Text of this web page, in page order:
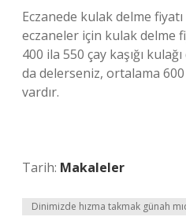
Eczanede kulak delme
eczaneler için kulak delme
400 ila 550 çay kaşığı
da delerseniz, ortalama 600
vardır.
Tarih: Makaleler
Dinimizde hızma takmak günah